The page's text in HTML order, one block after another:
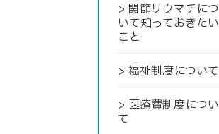
> 関節リウマチにつ
いて知っておきたい
こと
> 福祉制度について
> 医療費制度につい
て